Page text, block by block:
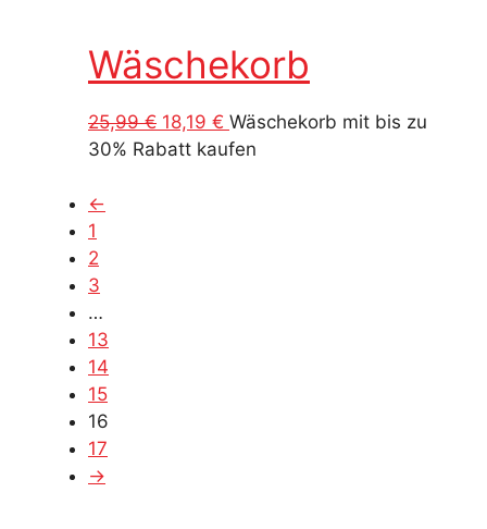
Wäschekorb
25,99€ Ursprünglicher
Preis
18,19 € Aktueller
Preis
Wäschekorb mit bis zu
30% Rabatt kaufen
←
1
2
3
…
13
14
15
16
17
→